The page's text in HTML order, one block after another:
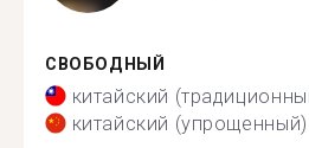
СВОБОДНЫЙ
китайский
китайский (упрощенный)